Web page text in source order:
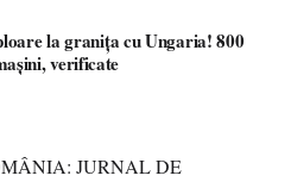
la granița cu Ungaria! 800
verificate